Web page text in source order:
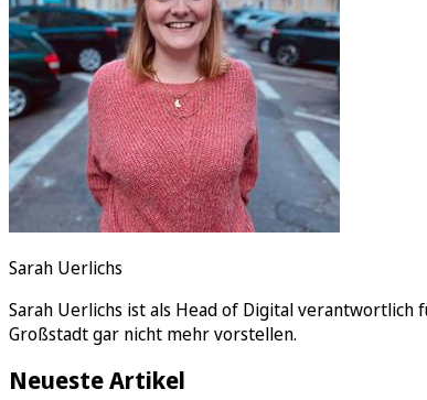
Sarah Uerlichs
Sarah Uerlichs ist als Head of Digital verantwortlich
Großstadt gar nicht mehr vorstellen.
Neueste Artikel